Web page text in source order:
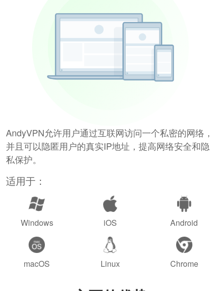
AndyVPN允许用户通过互联网访问一个私密的网络，
并且可以隐匿用户的真实IP地址，提高网络安全和隐
私保护。
适用于：
Windows iOS Android
macOS Linux Chrome